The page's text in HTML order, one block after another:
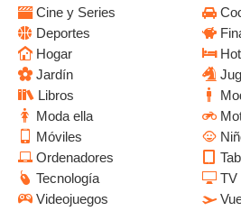
Cine y Series
Deportes
Hogar
Jardín
Libros
Moda ella
Móviles
Ordenadores
Tecnología
TV
Videojuegos